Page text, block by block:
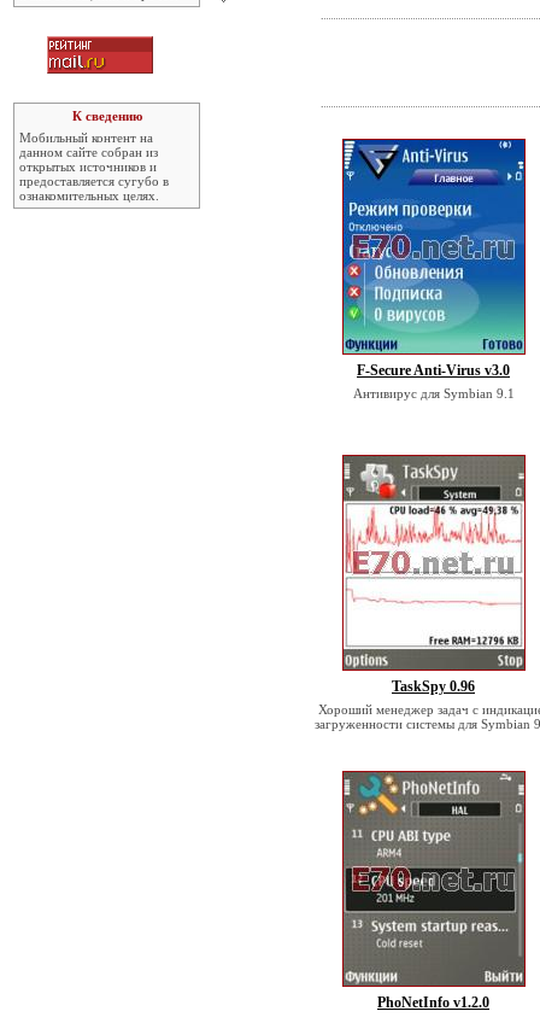
К сведению
Мобильный контент на
данном сайте собран из
открытых источников и
предоставляется сугубо в
ознакомительных целях.
F-Secure Anti-Virus v3.0
Антивирус для Symbian 9.1
TaskSpy 0.96
Хороший менеджер задач с
загруженности системы для Symbian
PhoNetInfo v1.2.0